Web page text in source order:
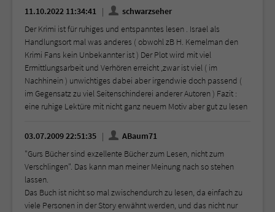
11.10.2022 11:34:41
schwarzseher
Der Krimi ist für ruhiges und entspanntes lesen . Israel als
Handlungsort mal was anderes ( obwohl zB H. Kemelman den
Krimi Fans kein Unbekannter ist ) Der Plot wird mit viel
Ermittlungsarbeit und Verhören erreicht ,zwar ist viel ( im
Nachhinein ) unwichtiges dabei aber irgendwie doch passend (
im Gegensatz zu viel Seitenschinderei anderer Autoren ) Fazit :
eine ruhige Lektüre mit nicht ganz neuem Motiv aber gut zu lesen
03.07.2009 22:51:35
ABaum71
"Gurs Bücher sind exzellente Bücher zum Lesen, nicht zum
Verschlingen". Das kann man meiner Meinung nach so stehen
lassen.
Das Buch ist nicht so mal zwischendurch zu lesen, da einfach zu
viele Personen in der Story erwähnt werden, und das nicht nur